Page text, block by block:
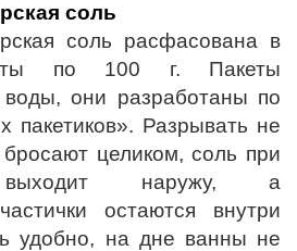
соль
соль расфасована в
по 100 г. Пакеты
они разработаны по
пакетиков». Разрывать не
целиком, соль при
выходит наружу, а
остаются внутри
удобно, на дне ванны не